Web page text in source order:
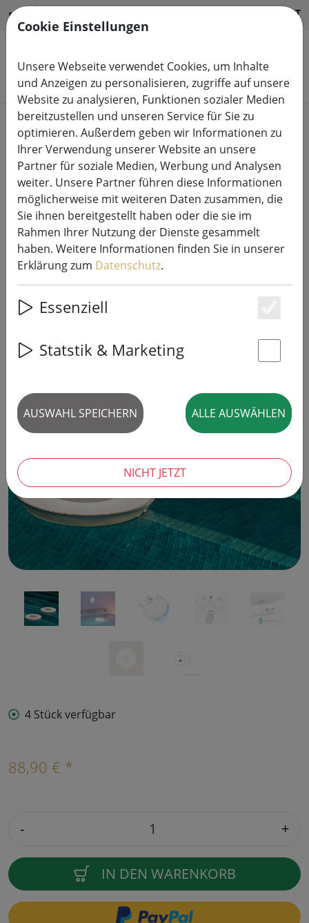
DE HILFE & SUPPORT
Produkte suchen
Start Sommer Leuchten und Laternen
Newgarden Play Disc Poollampe
mit Lautsprecher schwimmend
LED Farbwechsel 38 cm Weiß
‹ ›
4 Stück verfügbar
88,90 € *
- +
IN DEN WARENKORB
Cookie Einstellungen
Unsere Webseite verwendet Cookies, um Inhalte
und Anzeigen zu personalisieren, zugriffe auf unsere
Website zu analysieren, Funktionen sozialer Medien
bereitzustellen und unseren Service für Sie zu
optimieren. Außerdem geben wir Informationen zu
Ihrer Verwendung unserer Website an unsere
Partner für soziale Medien, Werbung und Analysen
weiter. Unsere Partner führen diese Informationen
möglicherweise mit weiteren Daten zusammen, die
Sie ihnen bereitgestellt haben oder die sie im
Rahmen Ihrer Nutzung der Dienste gesammelt
haben. Weitere Informationen finden Sie in unserer
Erklärung zum Datenschutz.
Essenziell
Statstik & Marketing
AUSWAHL SPEICHERN ALLE AUSWÄHLEN
NICHT JETZT